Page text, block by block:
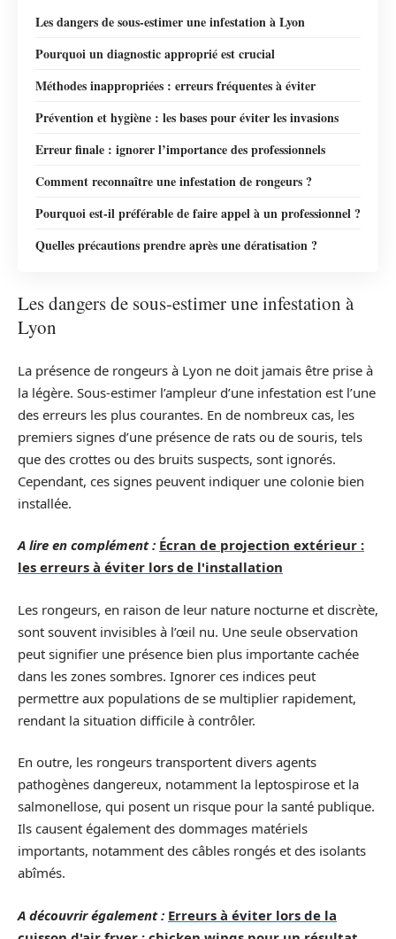
Les dangers de sous-estimer une infestation à Lyon
Pourquoi un diagnostic approprié est crucial
Méthodes inappropriées : erreurs fréquentes à éviter
Prévention et hygiène : les bases pour éviter les invasions
Erreur finale : ignorer l’importance des professionnels
Comment reconnaître une infestation de rongeurs ?
Pourquoi est-il préférable de faire appel à un professionnel ?
Quelles précautions prendre après une dératisation ?
Les dangers de sous-estimer une infestation à
Lyon
La présence de rongeurs à Lyon ne doit jamais être prise à
la légère. Sous-estimer l’ampleur d’une infestation est l’une
des erreurs les plus courantes. En de nombreux cas, les
premiers signes d’une présence de rats ou de souris, tels
que des crottes ou des bruits suspects, sont ignorés.
Cependant, ces signes peuvent indiquer une colonie bien
installée.
A lire en complément : Écran de projection extérieur :
les erreurs à éviter lors de l'installation
Les rongeurs, en raison de leur nature nocturne et discrète,
sont souvent invisibles à l’œil nu. Une seule observation
peut signifier une présence bien plus importante cachée
dans les zones sombres. Ignorer ces indices peut
permettre aux populations de se multiplier rapidement,
rendant la situation difficile à contrôler.
En outre, les rongeurs transportent divers agents
pathogènes dangereux, notamment la leptospirose et la
salmonellose, qui posent un risque pour la santé publique.
Ils causent également des dommages matériels
importants, notamment des câbles rongés et des isolants
abîmés.
A découvrir également : Erreurs à éviter lors de la